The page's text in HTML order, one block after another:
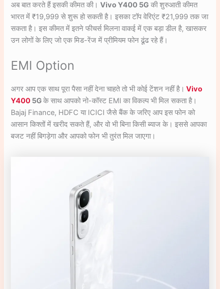
अब बात करते हैं इसकी कीमत की।Vivo Y400 5G की शुरुआती कीमत
भारत में ₹19,999 से शुरू हो सकती है। इसका टॉप वेरिएंट ₹21,999 तक जा
सकता है। इस कीमत में इतने फीचर्स मिलना वाकई में एक बड़ा डील है, खासकर
उन लोगों के लिए जो एक मिड-रेंज में प्रीमियम फोन ढूंढ रहे हैं।
EMI Option
अगर आप एक साथ पूरा पैसा नहीं देना चाहते तो भी कोई टेंशन नहीं है। Vivo
Y400 5Gके साथ आपको नो-कॉस्ट EMI का विकल्प भी मिल सकता है।
Bajaj Finance, HDFC या ICICI जैसे बैंक के जरिए आप इस फोन को
आसान किश्तों में खरीद सकते हैं, और वो भी बिना किसी ब्याज के। इससे आपका
बजट नहीं बिगड़ेगा और आपको फोन भी तुरंत मिल जाएगा।